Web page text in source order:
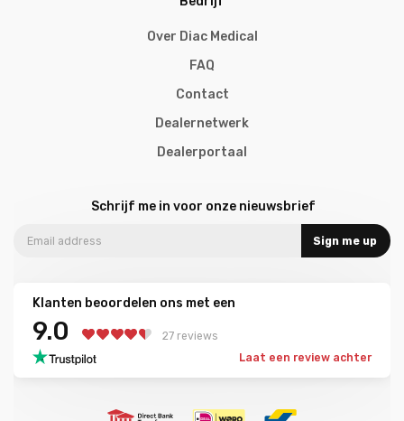
Over Diac Medical
FAQ
Contact
Dealernetwerk
Dealerportaal
Schrijf me in voor onze nieuwsbrief
Sign me up
Klanten beoordelen ons met een
9.0
27 reviews
Laat een review achter